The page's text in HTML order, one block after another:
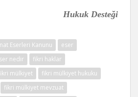
Hukuk Desteği
Eserleri Kanunu
eser
nedir
fikri haklar
mülkiyet
fikri mülkiyet hukuku
fikri mülkiyet mevzuat